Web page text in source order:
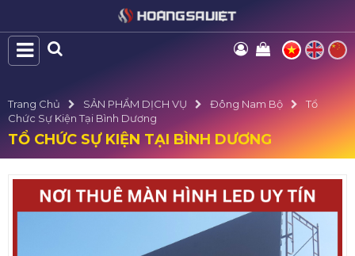
Trang Chủ SẢN PHẨM DỊCH VỤ Đông Nam Bộ
Tổ
Chức Sự Kiện Tại Bình Dương
TỔ CHỨC SỰ KIỆN TẠI BÌNH DƯƠNG